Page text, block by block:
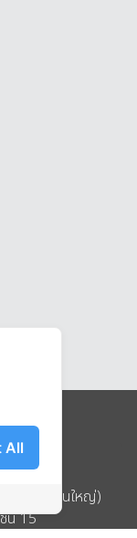
ด (สำนักงานใหญ่)
น 15
All